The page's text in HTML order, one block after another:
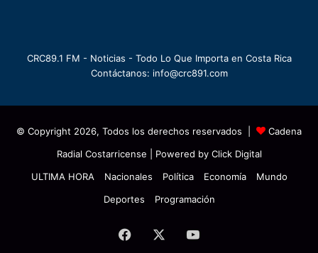
CRC89.1 FM - Noticias - Todo Lo Que Importa en Costa Rica
Contáctanos: info@crc891.com
© Copyright 2026, Todos los derechos reservados |
Cadena
Radial Costarricense | Powered by Click Digital
ULTIMA HORA
Nacionales Política Economía
Mundo
Deportes
Programación
Facebook